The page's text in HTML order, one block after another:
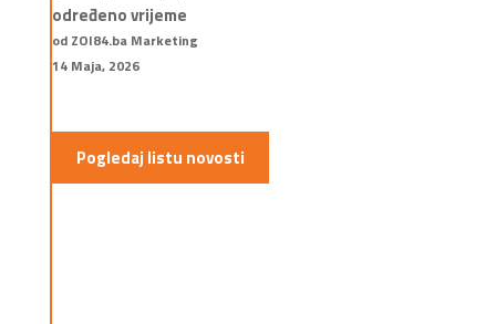
određeno vrijeme
od ZOI84.ba Marketing
14 Maja, 2026
Pogledaj listu novosti